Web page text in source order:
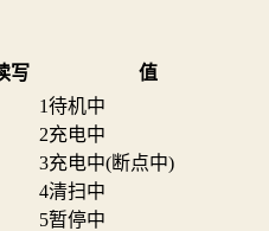
写 值
1待机中
2充电中
3充电中(断点中)
4清扫中
5暂停中